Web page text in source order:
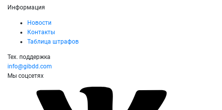
Информация
Новости
Контакты
Таблица штрафов
Тех. поддержка
info@gibdd.com
Мы соцсетях